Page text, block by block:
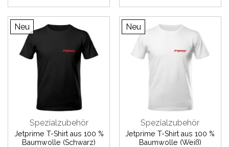
Neu
Spezialzubehör
Jetprime T-Shirt aus 100 %
Baumwolle (Schwarz)
Neu
Spezialzubehör
Jetprime T-Shirt aus 100 %
Baumwolle (Weiß)